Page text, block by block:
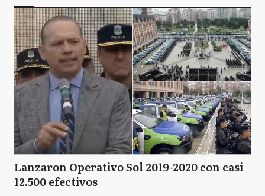
Lanzaron Operativo Sol 2019-2020 con casi
12.500 efectivos